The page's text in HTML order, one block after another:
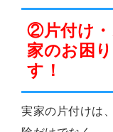
②片付け・
家のお困
す！
実家の片付けは